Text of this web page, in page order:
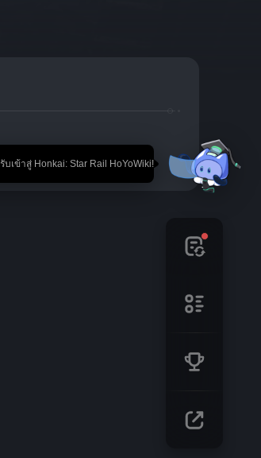
รับเข้าสู่ Honkai: Star Rail HoYoWiki!